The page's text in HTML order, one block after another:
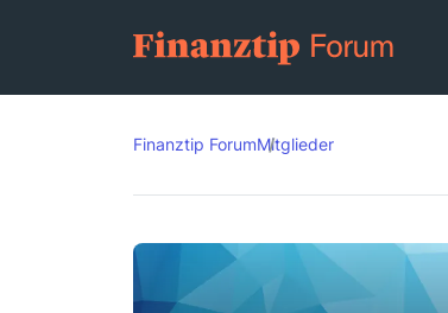
Finanztip ForumMitglieder